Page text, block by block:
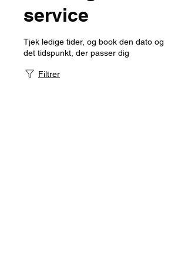
service
Tjek ledige tider, og book den dato og
det tidspunkt, der passer dig
Filtrer